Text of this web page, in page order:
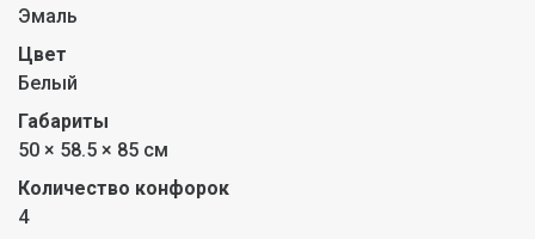
Эмаль
Цвет
Белый
Габариты
50 × 58.5 × 85 см
Количество конфорок
4